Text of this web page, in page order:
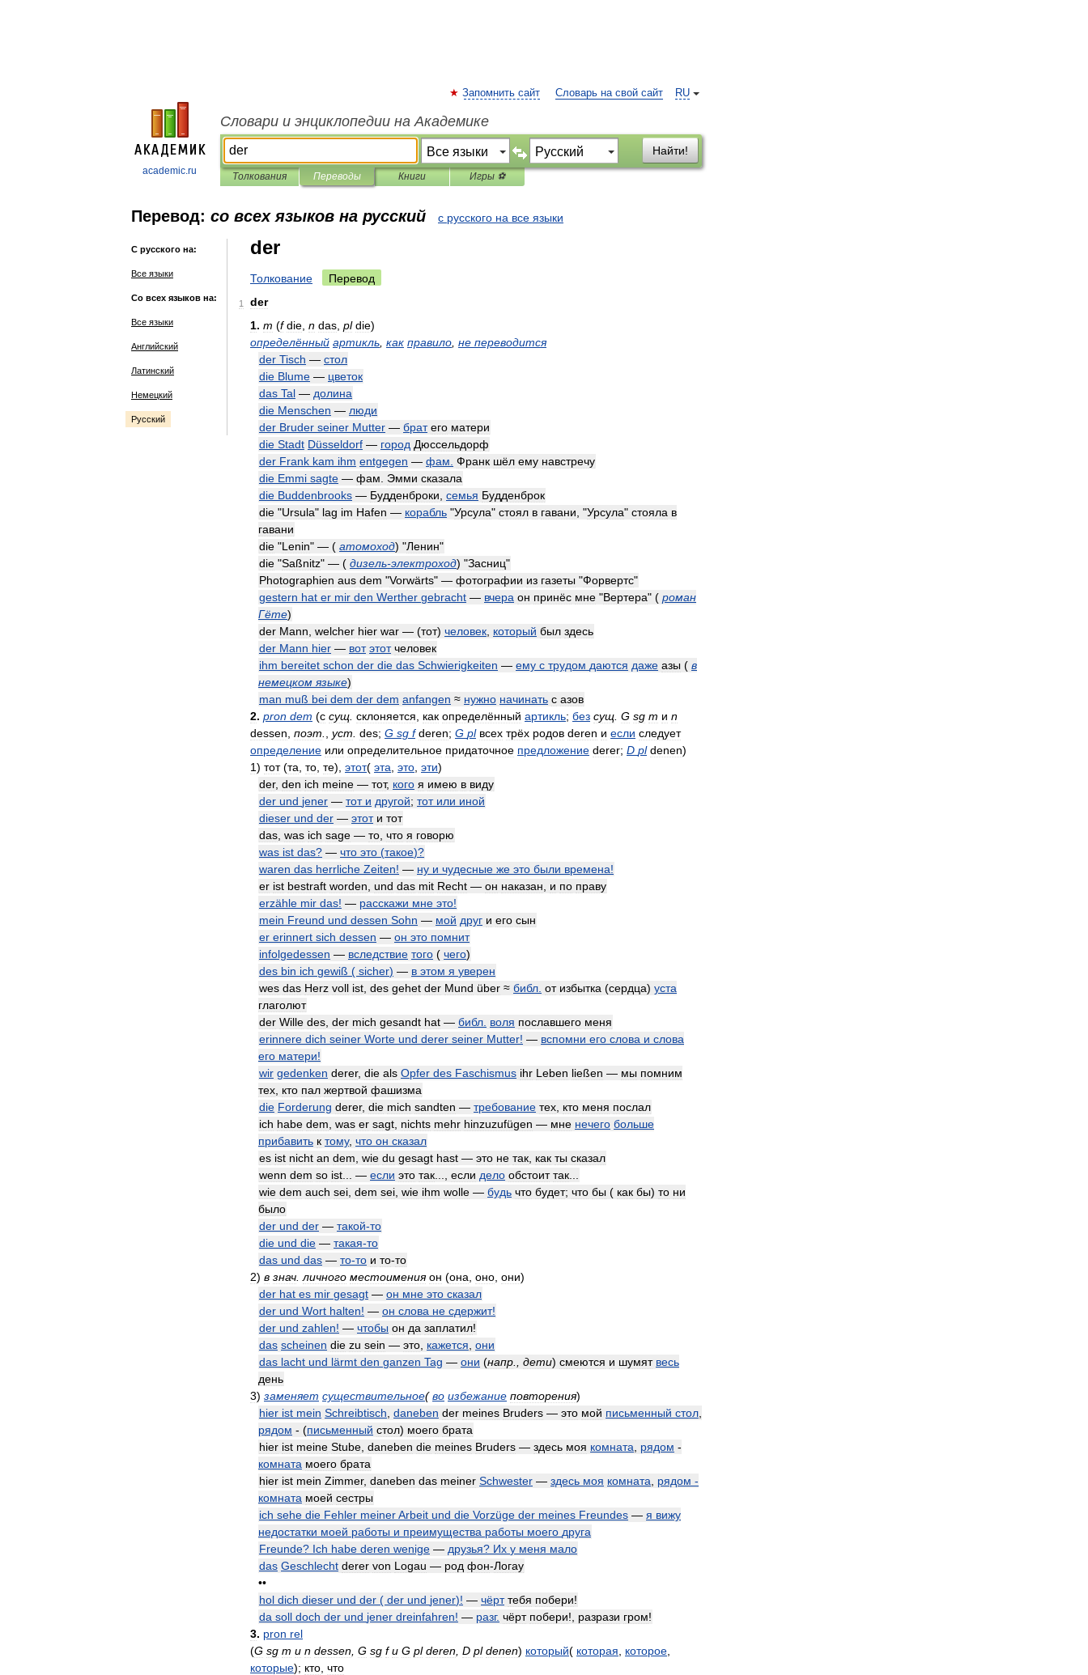
academic.ru
RU
Запомнить сайт Словарь на свой сайт
Словари и энциклопедии на Академике
Найти!
Толкования Переводы Книги Игры ⚽
Перевод: со всех языков на русский с русского на все языки
С русского на:
Все языки
Со всех языков на:
Все языки
Английский
Латинский
Немецкий
Русский
der
Толкование Перевод
1
der
1. m (f die n das pl die)
определённый артикль как правило не переводится
der Tisch — стол
die Blume — цветок
das Tal — долина
die Menschen — люди
der Bruder seiner Mutter — брат его матери
die Stadt Düsseldorf — город Дюссельдорф
der Frank kam ihm entgegen — фам Франк шёл ему навстречу
die Emmi sagte — фам Эмми сказала
die Buddenbrooks — Будденброки семья Будденброк
die "Ursula" lag im Hafen — корабль "Урсула" стоял в гавани , "Урсула" стояла в
гавани
die "Lenin" — ( атомоход) "Ленин"
die "Saßnitz" — ( дизель-электроход) "Засниц"
Photographien aus dem "Vorwärts" — фотографии из газеты "Форвертс"
gestern hat er mir den Werther gebracht — вчера он принёс мне "Вертера" ( роман
Гёте)
der Mann welcher hier war — (тот) человек который был здесь
der Mann hier — вот этот человек
ihm bereitet schon der die das Schwierigkeiten — ему с трудом даются даже азы ( в
немецком языке)
man muß bei dem der dem anfangen ≈ нужно начинать с азов
2. pron dem (с сущ склоняется как определённый артикль; без сущ G sg m и n
dessen поэт уст des; G sg f deren; G pl всех трёх родов deren и если следует
определение или определительное придаточное предложение derer; D pl denen)
1) тот(та то те), этот( эта это эти)
der, den ich meine — тот, кого я имею в виду
der und jener — тот и другой; тот или иной
dieser und der — этот и тот
das was ich sage — то что я говорю
was ist das? — что это (такое)?
waren das herrliche Zeiten! — ну и чудесные же это были времена!
er ist bestraft worden und das mit Recht — он наказан и по праву
erzähle mir das! — расскажи мне это!
mein Freund und dessen Sohn — мой друг и его сын
er erinnert sich dessen — он это помнит
infolgedessen — вследствие того ( чего)
des bin ich gewiß ( sicher) — в этом я уверен
wes das Herz voll ist des gehet der Mund über ≈ библ от избытка (сердца) уста
глаголют
der Wille des der mich gesandt hat — библ воля пославшего меня
erinnere dich seiner Worte und derer seiner Mutter! — вспомни его слова и слова
его матери!
wir gedenken derer, die als Opfer des Faschismus ihr Leben ließen — мы помним
тех кто пал жертвой фашизма
die Forderung derer, die mich sandten — требование тех кто меня послал
ich habe dem was er sagt nichts mehr hinzuzufügen — мне нечего больше
прибавить к тому, что он сказал
es ist nicht an dem wie du gesagt hast — это не так как ты сказал
wenn dem so ist ... — если это так если дело обстоит так
wie dem auch sei dem sei wie ihm wolle — будь что будет; что бы ( как бы) то ни
было
der und der — такой-то
die und die — такая-то
das und das — то-то и то-то
2) в знач личного местоимения он (она оно они)
der hat es mir gesagt — он мне это сказал
der und Wort halten! — он слова не сдержит!
der und zahlen! — чтобы он да заплатил!
das scheinen die zu sein — это кажется они
das lacht und lärmt den ganzen Tag — они (напр дети) смеются и шумят весь
день
3) заменяет существительное(во избежание повторения)
hier ist mein Schreibtisch daneben der meines Bruders — это мой письменный стол
рядом - (письменный стол) моего брата
hier ist meine Stube daneben die meines Bruders — здесь моя комната рядом -
комната моего брата
hier ist mein Zimmer, daneben das meiner Schwester — здесь моя комната рядом -
комната моей сестры
ich sehe die Fehler meinerArbeit und die Vorzüge der meines Freundes — я вижу
недостатки моей работы и преимущества работы моего друга
Freunde? Ich habe deren wenige — друзья? Их у меня мало
das Geschlecht derer von Logau — род фон-Логау
••
hol dich dieser und der ( der und jener)! — чёрт тебя побери!
da soll doch der und jener dreinfahren! — разг. чёрт побери!, разрази гром!
3. pron rel
(G sg m и n dessen G sg f и G pl deren D pl denen) который( которая которое
которые); кто что